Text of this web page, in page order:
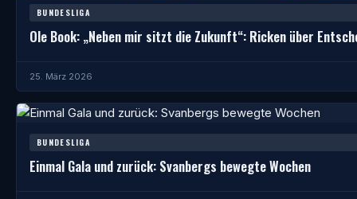
BUNDESLIGA
Ole Book: „Neben mir sitzt die Zukunft“: Ricken über
25. März 2026
BUNDESLIGA
Einmal Gala und zurück: Svanbergs bewegte Wochen